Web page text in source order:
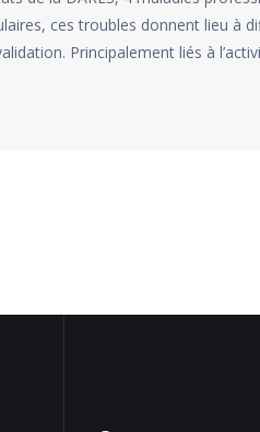
ces troubles donnent lieu à
Principalement liés à